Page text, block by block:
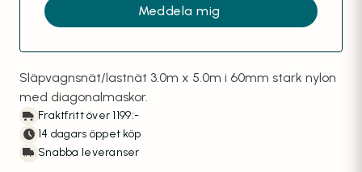
Släpvagnsnät/lastnät 3.0m x 5.0m i 60mm stark nylon
med diagonalmaskor.
Fraktfritt över 1199:-
14 dagars öppet köp
Snabba leveranser